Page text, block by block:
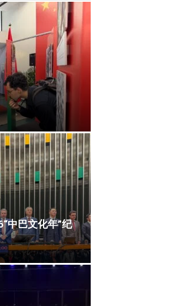
中巴文化年”纪